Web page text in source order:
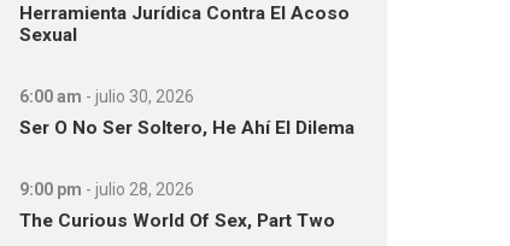
Herramienta Jurídica Contra El Acoso
Sexual
6:00 am - julio 30, 2026
Ser O No Ser Soltero, He Ahí El Dilema
9:00 pm - julio 28, 2026
The Curious World Of Sex, Part Two